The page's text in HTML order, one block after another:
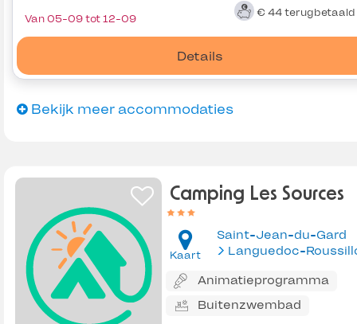
€ 44 terugbetaald
Details
Van 05-09 tot 12-09
Bekijk meer accommodaties
Camping Les Sources
Kaart
Saint-Jean-du-Gard
Languedoc-
Animatieprogramma
Buitenzwembad